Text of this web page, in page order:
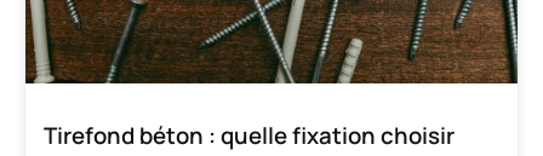
Tirefond béton : quelle fixation choisir